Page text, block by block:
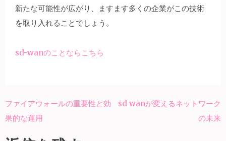
新たな可能性が広がり、ますます多くの企業がこの技術
を取り入れることでしょう。
sd-wanのことならこちら
投
ファイアウォールの重要性と効
果的な運用
sd wanが変えるネットワーク
の未来